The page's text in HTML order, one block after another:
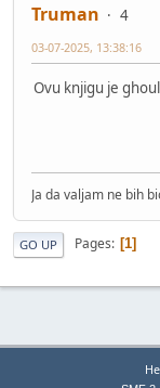
Truman
4
03-07-2025, 13:38:16
Ovu knjigu je
Ja da valjam ne bih
GO UP Pages 1